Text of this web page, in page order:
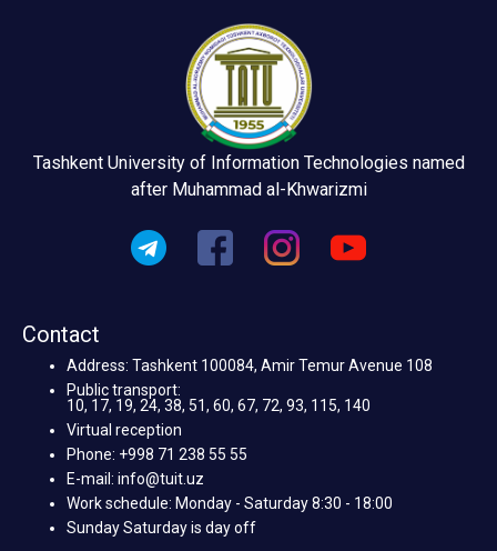
Tashkent University of Information Technologies named
after Muhammad al-Khwarizmi
Contact
Address: Tashkent 100084, Amir Temur Avenue 108
Public transport:
10, 17, 19, 24, 38, 51, 60, 67, 72, 93, 115, 140
Virtual reception
Phone: +998 71 238 55 55
E-mail: info@tuit.uz
Work schedule: Monday - Saturday 8:30 - 18:00
Sunday Saturday is day off